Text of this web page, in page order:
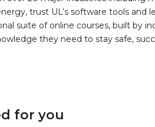
trust UL’s software tools and
suite of online courses, built by
they need to stay safe,
for you